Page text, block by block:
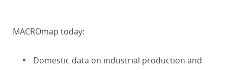
MACROmap today:
Domestic data on industrial production and